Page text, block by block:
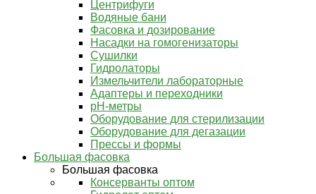
Центрифуги
Водяные бани
Фасовка и дозирование
Насадки на гомогенизаторы
Сушилки
Гидролаторы
Измельчители лабораторные
Адаптеры и переходники
pH-метры
Оборудование для стерилизации
Оборудование для дегазации
Прессы и формы
Большая фасовка
Большая фасовка
Консерванты оптом